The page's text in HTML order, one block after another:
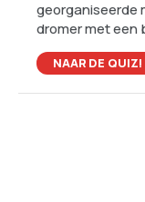
georganiseerde
dromer met een
NAAR DE QUIZ!